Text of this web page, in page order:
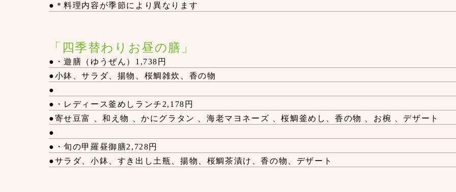
●＊料理内容が季節により異なります
「四季替わりお昼の膳」
●・遊膳（ゆうぜん）1,738円
●小鉢、サラダ、揚物、桜鯛雑炊、香の物
●
●・レディース釜めしランチ2,178円
●寄せ豆富 、和え物 、かにグラタン 、海老マヨネーズ 、桜鯛釜めし、香の物 、お椀 、デザート
●
●・旬の甲羅昼御膳2,728円
●サラダ、小鉢、すき出し土瓶、揚物、桜鯛茶漬け、香の物、デザート